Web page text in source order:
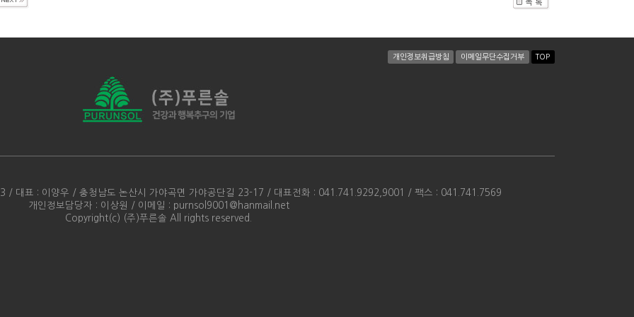
개인정보취급방침 이메일무단수집거부 TOP
/ 대표 : 이양우 / 충청남도 논산시 가야곡면 가야공단길 23-17 / 대표전화 : 041.741.9292,9001 / 팩스 : 041.741.7569
개인정보담당자 : 이상원 / 이메일 : purnsol9001@hanmail.net
Copyright(c) (주)푸른솔 All rights reserved.